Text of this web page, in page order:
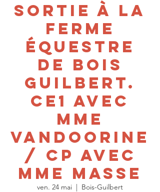
Sortie à la
ferme
équestre
de Bois
Guilbert.
CE1 avec
Mme
Vandoorine
/ CP avec
Mme Masse
ven. 24 mai
  |
Bois-Guilbert